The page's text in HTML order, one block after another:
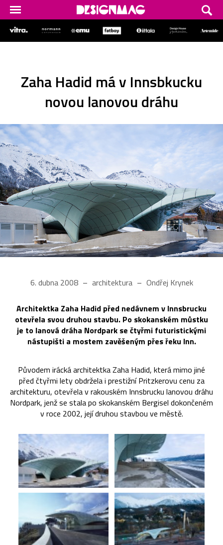
Zaha Hadid má v Innsbkucku
novou lanovou dráhu
6. dubna 2008 architektura Ondřej Krynek
Architektka Zaha Hadid před nedávnem v Innsbrucku
otevřela svou druhou stavbu. Po skokanském můstku
je to lanová dráha Nordpark se čtyřmi futuristickými
nástupišti a mostem zavěšeným přes řeku Inn.
Původem irácká architektka Zaha Hadid, která mimo jiné
před čtyřmi lety obdržela i prestižní Pritzkerovu cenu za
architekturu, otevřela v rakouském Innsbrucku lanovou dráhu
Nordpark, jenž se stala po skokanském Bergisel dokončeném
v roce 2002, její druhou stavbou ve městě.